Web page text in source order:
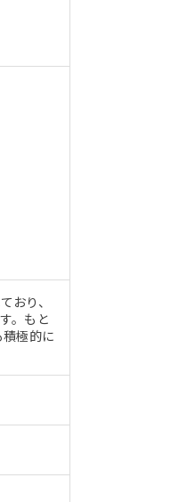
おり、
。もと
極的に